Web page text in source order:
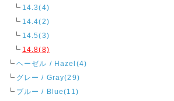
14.3(4)
14.4(2)
14.5(3)
14.8(8)
ヘーゼル / Hazel(4)
グレー / Gray(29)
ブルー / Blue(11)